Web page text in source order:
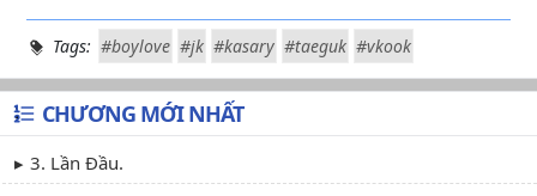
Tags: #boylove #jk #kasary #taeguk #vkook
CHƯƠNG MỚI NHẤT
3. Lần Đầu.